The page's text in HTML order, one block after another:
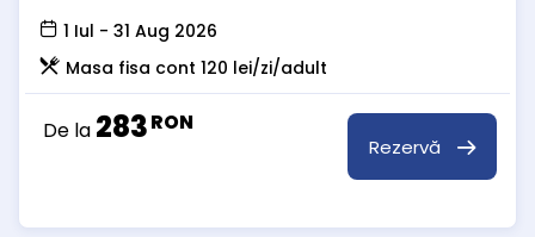
1 Iul - 31 Aug 2026
Masa fisa cont 120 lei/zi/adult
De la 283RON
Rezervă